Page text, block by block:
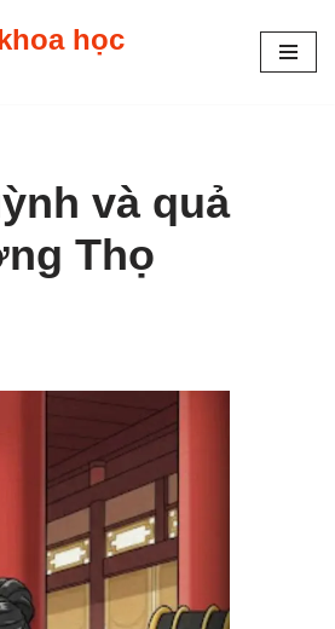
học
và quả
Thọ